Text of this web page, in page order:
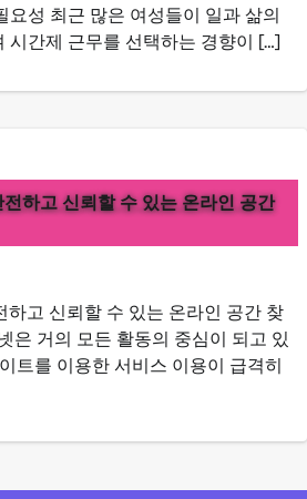
요성 최근 많은 여성들이 일과 삶의
시간제 근무를 선택하는 경향이 […]
하고 신뢰할 수 있는 온라인 공간
하고 신뢰할 수 있는 온라인 공간 찾
은 거의 모든 활동의 중심이 되고 있
트를 이용한 서비스 이용이 급격히